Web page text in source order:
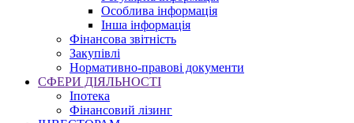
Особлива інформація
Інша інформація
Фінансова звітність
Закупівлі
Нормативно-правові документи
СФЕРИ ДІЯЛЬНОСТІ
Іпотека
Фінансовий лізинг